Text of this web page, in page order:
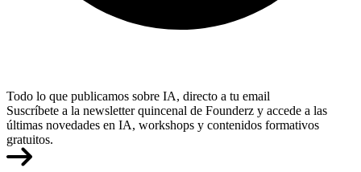
Todo lo que publicamos sobre IA, directo a tu email
Suscríbete a la newsletter quincenal de Founderz y accede a las
últimas novedades en IA, workshops y contenidos formativos
gratuitos.